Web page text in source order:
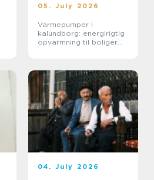
05. July 2026
Varmepumper i
kalundborg: energirigtig
opvarmning til boliger
04. July 2026